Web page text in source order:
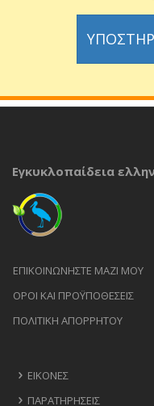
Εγκυκλοπαίδεια
ΕΠΙΚΟΙΝΩΝΉΣΤΕ ΜΑΖΊ ΜΟΥ
ΟΡΟΙ ΚΑΙ ΠΡΟΫΠΟΘΈΣΕΙΣ
ΠΟΛΙΤΙΚΉ ΑΠΟΡΡΉΤΟΥ
ΕΙΚΌΝΕΣ
ΠΑΡΑΤΗΡΉΣΕΙΣ